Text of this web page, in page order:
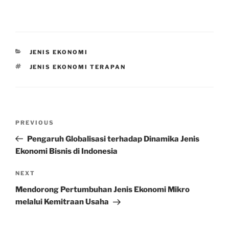
CATEGORIES
JENIS EKONOMI
TAGS
JENIS EKONOMI TERAPAN
Previous
Post
PREVIOUS
Pengaruh Globalisasi terhadap Dinamika Jenis
Ekonomi Bisnis di Indonesia
Next
Post
NEXT
Mendorong Pertumbuhan Jenis Ekonomi Mikro
melalui Kemitraan Usaha